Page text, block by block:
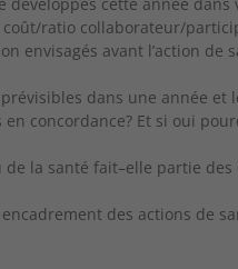
ratio collaborateur/
envisagés avant l’action de
dans une année et
concordance? Et si oui
la santé fait–elle partie des
des actions de